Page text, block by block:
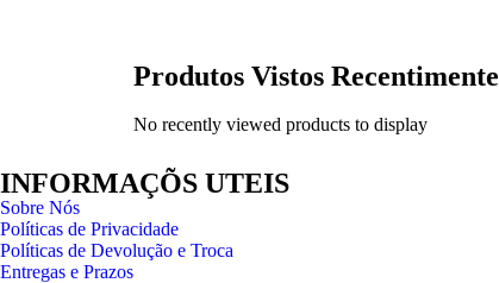
Produtos Vistos Recentimente
No recently viewed products to display
INFORMAÇÕS UTEIS
Sobre Nós
Políticas de Privacidade
Políticas de Devolução e Troca
Entregas e Prazos